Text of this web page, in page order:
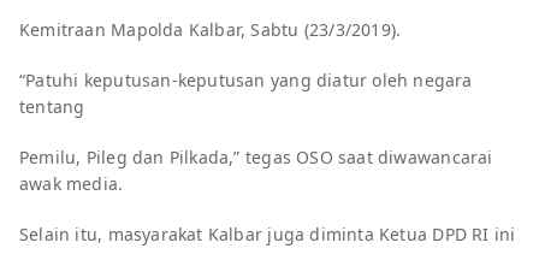
Kemitraan Mapolda Kalbar, Sabtu (23/3/2019).
“Patuhi keputusan-keputusan yang diatur oleh negara
tentang
Pemilu, Pileg dan Pilkada,” tegas OSO saat diwawancarai
awak media.
Selain itu, masyarakat Kalbar juga diminta Ketua DPD RI ini